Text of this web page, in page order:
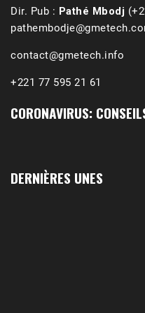
Dir. Pub : Pathé Mbodj
contact@gmetech.info
+221 77 595 21 61
CORONAVIRUS:
DERNIÈRES UNES